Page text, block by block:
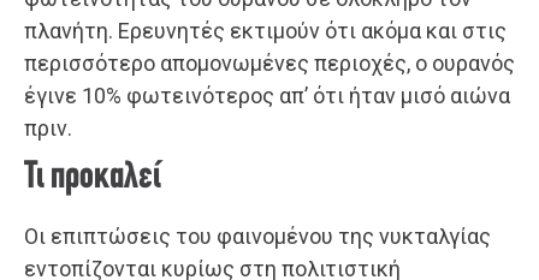
πλανήτη. Ερευνητές εκτιμούν ότι ακόμα και στις
περισσότερο απομονωμένες περιοχές, ο ουρανός
έγινε 10% φωτεινότερος απ’ ότι ήταν μισό αιώνα
πριν.
Τι προκαλεί
Οι επιπτώσεις του φαινομένου της νυκταλγίας
εντοπίζονται κυρίως στη πολιτιστική